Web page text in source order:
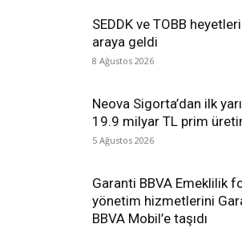
SEDDK ve TOBB
araya geldi
8 Ağustos 2026
Neova Sigorta’dan ilk
19.9 milyar TL prim
5 Ağustos 2026
Garanti BBVA Emeklilik
yönetim hizmetlerini
BBVA Mobil’e taşıdı